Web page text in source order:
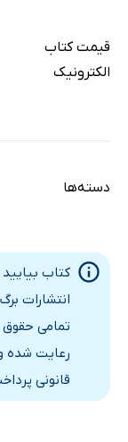
پروژه‌ی 2: اسب
پروژه‌ی 3: گلدانی از گل‌های زنده
قیمت کتاب
الکترونیک
دسته‌ها
کتاب
انتشارات
تمامی حقوق
رعایت شده
قانونی